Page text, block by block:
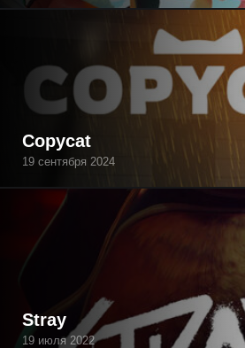
Copycat
19 сентября 2024
Stray
19 июля 2022